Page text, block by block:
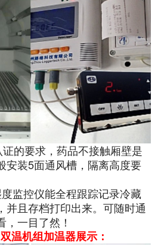
的要求，药品不接触厢壁是
安装5面通风槽，隔离高度要
监控仪能全程跟踪记录冷藏
并且存档打印出来。可随时通
一目了然！
温机组加温器展示：